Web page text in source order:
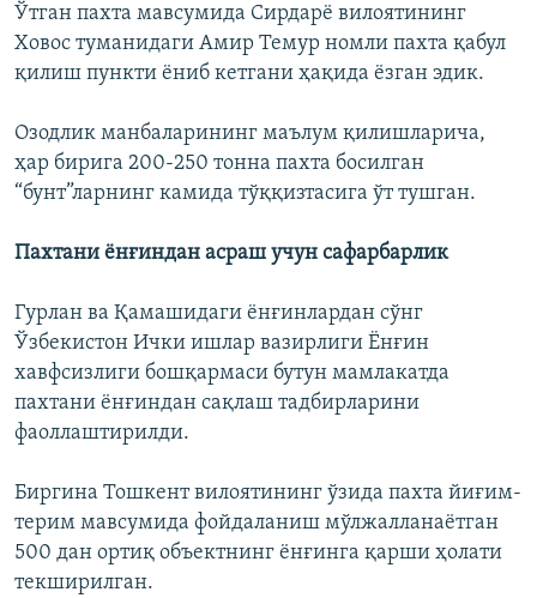
Ўтган пахта мавсумида Сирдарё вилоятининг
Ховос туманидаги Амир Темур номли пахта қабул
қилиш пункти ёниб кетгани ҳақида ëзган эдик.
Озодлик манбаларининг маълум қилишларича,
ҳар бирига 200-250 тонна пахта босилган
“бунт”ларнинг камида тўққизтасига ўт тушган.
Пахтани ëнғиндан асраш учун сафарбарлик
Гурлан ва Қамашидаги ëнғинлардан сўнг
Ўзбекистон Ички ишлар вазирлиги Ёнғин
хавфсизлиги бошқармаси бутун мамлакатда
пахтани ëнғиндан сақлаш тадбирларини
фаоллаштирилди.
Биргина Тошкент вилоятининг ўзида пахта йиғим-
терим мавсумида фойдаланиш мўлжалланаётган
500 дан ортиқ объектнинг ёнғинга қарши ҳолати
текширилган.